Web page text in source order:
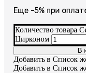
Еще -5% при
Количество товара
Цирконом
В
Добавить в Список
Добавить в Список